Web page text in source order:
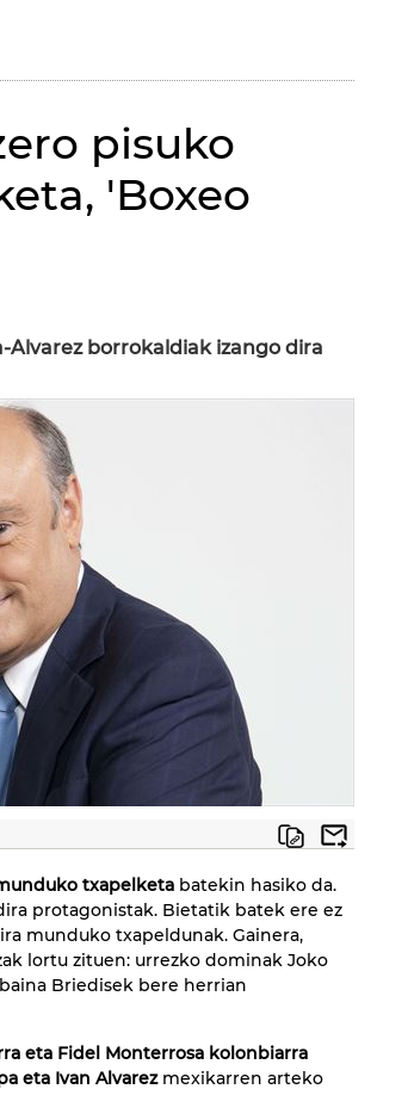
pisuko
'Boxeo
Alvarez borrokaldiak izango dira
txapelketa batekin hasiko da.
protagonistak. Bietatik batek ere ez
munduko txapeldunak. Gainera,
lortu zituen: urrezko dominak Joko
Briedisek bere herrian
eta Fidel Monterrosa kolonbiarra
eta Ivan Alvarezmexikarren arteko